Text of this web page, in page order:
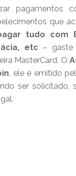
que
tudo com
etc – gaste
MasterCard. O
, ele é emitido
ser solicitado,